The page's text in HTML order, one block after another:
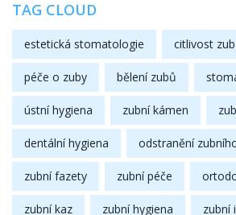
TAG CLOUD
estetická stomatologie citlivost
péče o zuby bělení zubů
ústní hygiena zubní kámen
dentální hygiena odstranění
zubní fazety zubní péče
zubní kaz zubní hygiena zubní